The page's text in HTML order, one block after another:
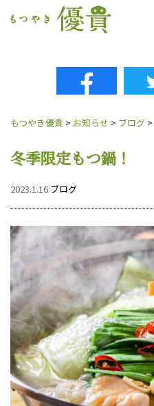
もつやき優貴 > お知らせ > ブログ >
冬季限定もつ鍋！
2023.1.16 ブログ